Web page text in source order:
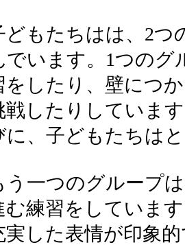
どもたちはは、2つ
でいます。1つのグ
をしたり、壁につ
戦したりしていま
に、子どもたちは
う一つのグループ
む練習をしていま
実した表情が印象